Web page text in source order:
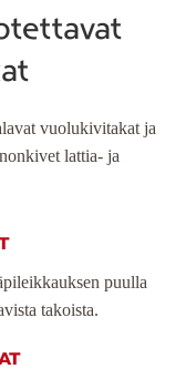
vuolukivitakat ja
lattia- ja
puulla
takoista.